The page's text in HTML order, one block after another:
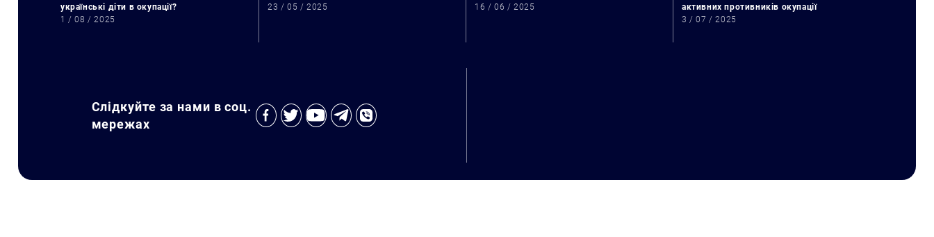
українські діти в окупації?
1 / 08 / 2025
23 / 05 / 2025
16 / 06 / 2025
активних противників окупації
3 / 07 / 2025
Слідкуйте за нами в соц.
мережах